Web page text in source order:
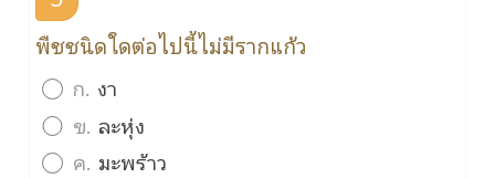
พืชชนิดใดต่อไปนี้ไม่มีรากแก้ว
ก. งา
ข. ละหุ่ง
ค. มะพร้าว